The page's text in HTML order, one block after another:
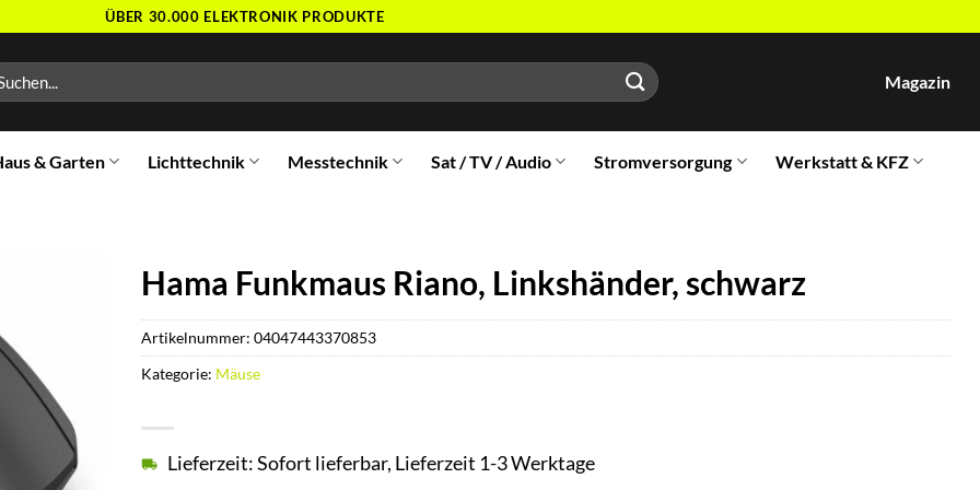
ÜBER 30.000 ELEKTRONIK PRODUKTE
Magazin
& Garten Lichttechnik Messtechnik Sat / TV / Audio Stromversorgung Werkstatt & KFZ
Hama Funkmaus Riano, Linkshänder, schwarz
Lieferzeit: Sofort lieferbar, Lieferzeit 1-3 Werktage
Artikelnummer: 04047443370853
Kategorie: Mäuse